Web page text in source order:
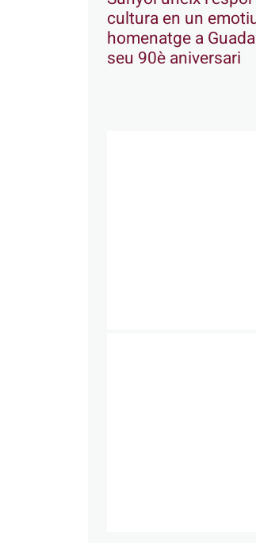
cultura en un
homenatge a
seu 90è aniversari